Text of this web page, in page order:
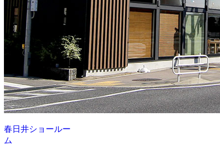
春日井ショールー
ム